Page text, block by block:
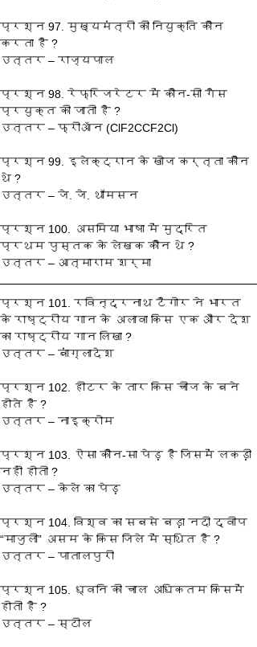
प्रश्‍न 97. मुख्यमंत्री की नियुक्ति कौन
करता है ?
उत्तर – राज्यपाल
प्रश्‍न 98. रेफ्रिजरेटर में कौन-सी गैस
प्रयुक्त की जाती है ?
उत्तर – फ्रीऑन (ClF2CCF2Cl)
प्रश्‍न 99. इलेक्ट्रान के खोज कर्त्ता कौन
थे ?
उत्तर – जे. जे. थॉमसन
प्रश्‍न 100. असमिया भाषा में मुद्रित
प्रथम पुस्तक के लेखक कौन थे ?
उत्तर – आत्माराम शर्मा
प्रश्‍न 101. रविन्द्रनाथ टैगोर ने भारत
के राष्ट्रीय गान के अलावा किस एक और देश
का राष्ट्रीय गान लिखा ?
उत्तर – बांग्लादेश
प्रश्‍न 102. हीटर के तार किस चीज के बने
होते है ?
उत्तर – नाइक्रोम
प्रश्‍न 103. ऐसा कौन-सा पेड़ है जिसमें लकड़ी
नहीं होती ?
उत्तर – केले का पेड़
प्रश्‍न 104. विश्व का सबसे बड़ा नदी द्वीप
“माजुली” असम के किस जिले में स्थित है ?
उत्तर – पातालपुरी
प्रश्‍न 105. ध्वनि की चाल अधिकतम किसमें
होती है ?
उत्तर – स्टील